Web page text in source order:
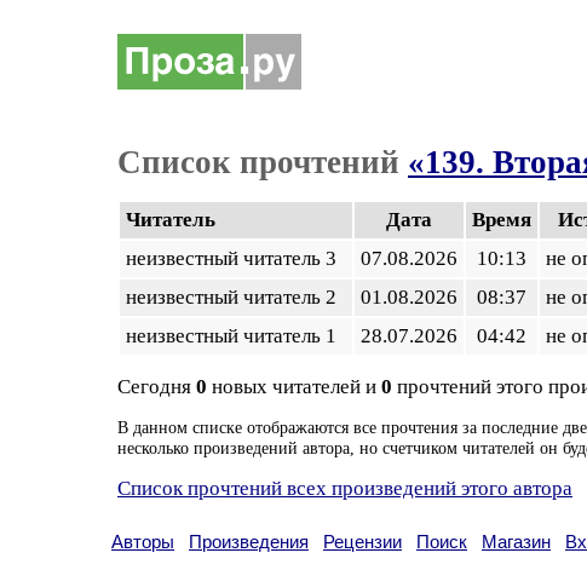
Список прочтений «139.
Читатель Дата Время
неизвестный читатель 3
07.08.2026 10:13
не
неизвестный читатель 2
01.08.2026 08:37
не
неизвестный читатель 1
28.07.2026 04:42 не
Сегодня 0 новых читателей и 0 прочтений этого
В данном списке отображаются все прочтения за последние
несколько произведений автора, но счетчиком читателей он
Список прочтений всех произведений этого автора
Авторы Произведения Рецензии Поиск Магазин